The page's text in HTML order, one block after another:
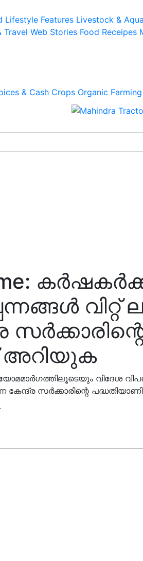
Lifestyle Features Livestock & Aqua
Travel Web Stories Food Receipes
& Cash Crops Organic Farming
വിറ്റ്
അറിയുക
വിദേശ
സർക്കാരിന്റെ